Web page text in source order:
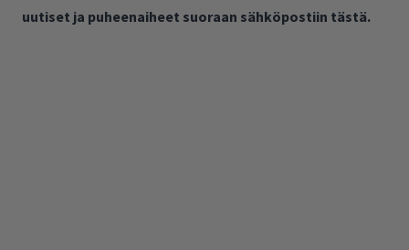
uutiset ja puheenaiheet suoraan sähköpostiin tästä.